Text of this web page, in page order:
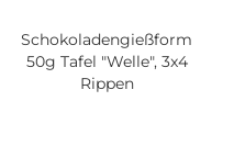
Schokoladengießform
50g Tafel "Welle", 3x4
Rippen